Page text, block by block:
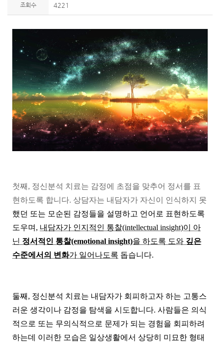
조회수 4221
첫째, 정신분석 치료는 감정에 초점을 맞추어 정서를 표
현하도록 합니다. 상담자는 내담자가 자신이 인식하지 못
했던 또는 모순된 감정들을 설명하고 언어로 표현하도록
도우며, 내담자가 인지적인 통찰(intellectual insight)이 아
닌 정서적인 통찰(emotional insight)을 하도록 도와 깊은
수준에서의 변화가 일어나도록 돕습니다.
둘째, 정신분석 치료는 내담자가 회피하고자 하는 고통스
러운 생각이나 감정을 탐색을 시도합니다. 사람들은 의식
적으로 또는 무의식적으로 문제가 되는 경험을 회피하려
하는데 이러한 모습은 일상생활에서 상당히 미묘한 형태